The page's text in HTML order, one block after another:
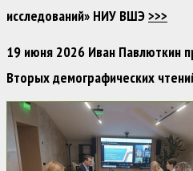
исследований» НИУ ВШЭ>>>
19 июня 2026 Иван Павлюткин
Вторых демографических